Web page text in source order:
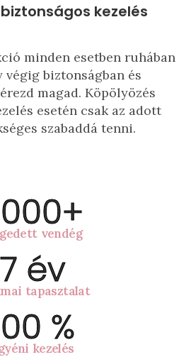
kezelés
minden esetben ruhában
biztonságban és
magad. Köpölyözés
esetén csak az adott
szabaddá tenni.
vendég
+
tapasztalat
7 év
kezelés
%